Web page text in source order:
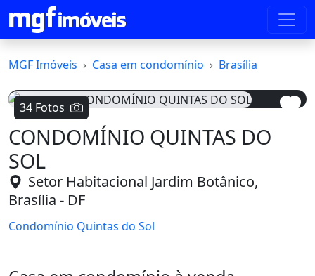
MGF Imóveis Casa em condomínio Brasília
34 Fotos
Voltar
CONDOMÍNIO QUINTAS DO
SOL
Setor Habitacional Jardim Botânico,
Brasília - DF
Condomínio Quintas do Sol